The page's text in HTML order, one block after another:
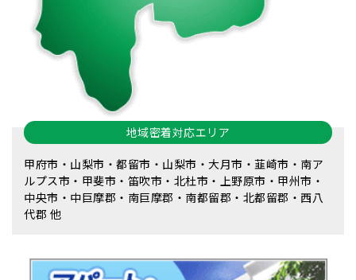
地域密着対応エリア
甲府市・山梨市・都留市・山梨市・大月市・韮崎市・南ア
ルプス市・甲斐市・笛吹市・北杜市・上野原市・甲州市・
中央市・中巨摩郡・南巨摩郡・南都留郡・北都留郡・西八
代郡 他